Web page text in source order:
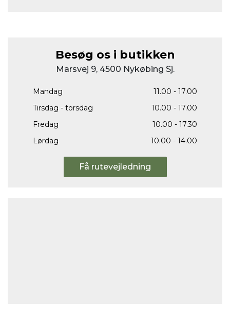
Besøg os i butikken
Marsvej 9, 4500 Nykøbing Sj.
Mandag
11.00 - 17.00
Tirsdag - torsdag
10.00 - 17.00
Fredag
10.00 - 17.30
Lørdag
10.00 - 14.00
Få rutevejledning